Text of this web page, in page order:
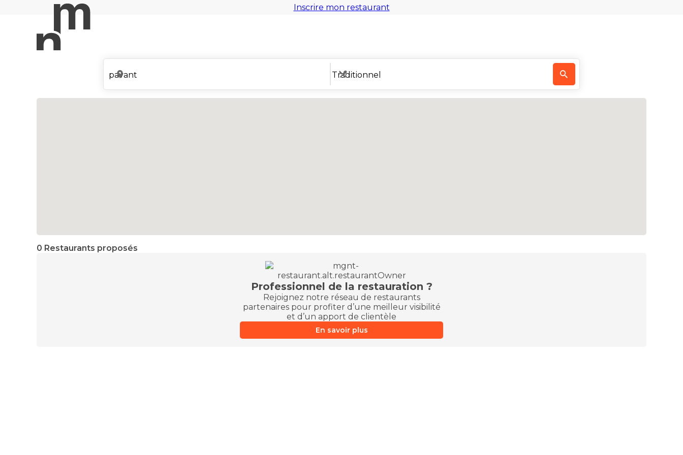
Inscrire mon restaurant
0 Restaurants proposés
Professionnel de la restauration ?
Rejoignez notre réseau de restaurants
partenaires pour profiter d’une meilleur visibilité
et d’un apport de clientèle
En savoir plus